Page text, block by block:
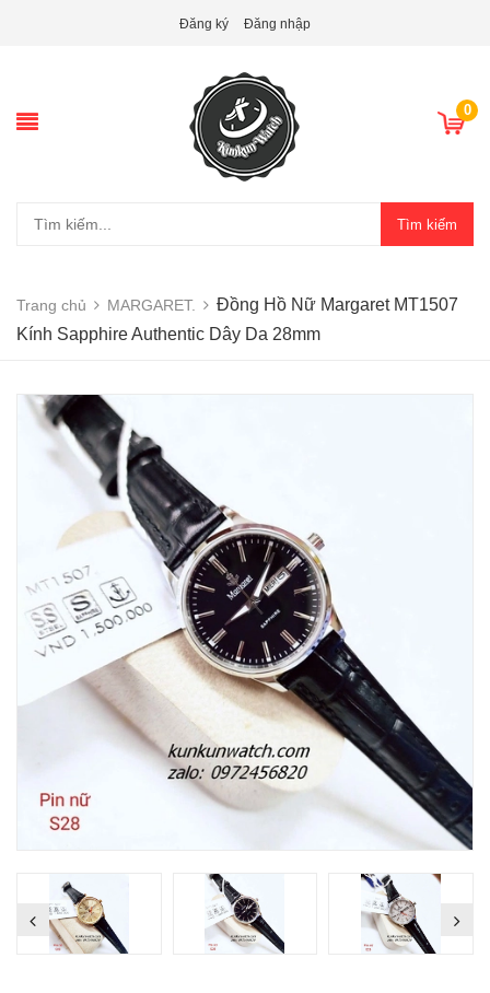
Đăng ký Đăng nhập
0
Tìm kiếm
Trang chủ MARGARET.
Đồng Hồ Nữ Margaret MT1507
Kính Sapphire Authentic Dây Da 28mm